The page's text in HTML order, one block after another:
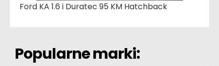
Ford KA 1.6 i Duratec 95 KM Hatchback
Popularne marki: